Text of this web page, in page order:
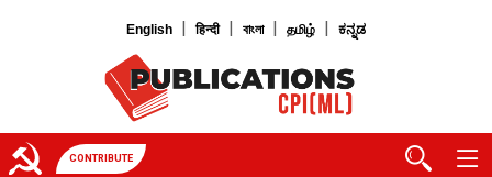
English | हिन्दी | বাংলা | தமிழ் | ಕನ್ನಡ
CONTRIBUTE